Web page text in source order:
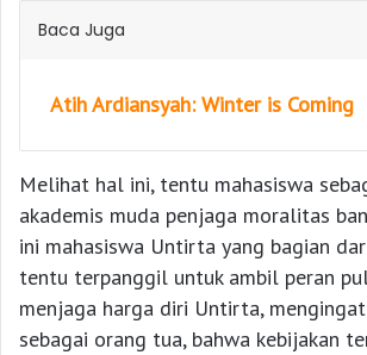
Baca Juga
Atih Ardiansyah: Winter is Coming
Melihat hal ini, tentu mahasiswa
akademis muda penjaga moralitas
ini mahasiswa Untirta yang bagian
tentu terpanggil untuk ambil peran
menjaga harga diri Untirta,
sebagai orang tua, bahwa kebijakan